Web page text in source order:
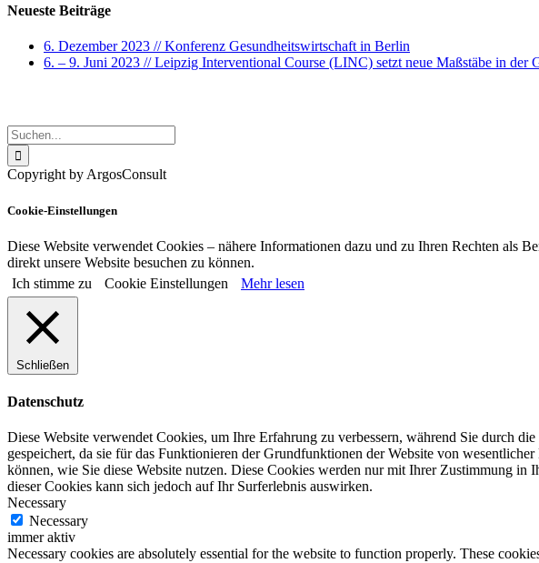
Neueste Beiträge
6. Dezember 2023 // Konferenz Gesundheitswirtschaft in Berlin
6. – 9. Juni 2023 // Leipzig Interventional Course (LINC) setzt neue Maßstäbe in der
Suche
nach:
Copyright by ArgosConsult
Cookie-Einstellungen
Diese Website verwendet Cookies – nähere Informationen dazu und zu Ihren Rechten als
direkt unsere Website besuchen zu können.
Ich stimme zu
Cookie Einstellungen Mehr lesen
Schließen
Datenschutz
Diese Website verwendet Cookies, um Ihre Erfahrung zu verbessern, während Sie durch
gespeichert, da sie für das Funktionieren der Grundfunktionen der Website von
können, wie Sie diese Website nutzen. Diese Cookies werden nur mit Ihrer Zustimmung
dieser Cookies kann sich jedoch auf Ihr Surferlebnis auswirken.
Necessary
Necessary
immer aktiv
Necessary cookies are absolutely essential for the website to function properly. These